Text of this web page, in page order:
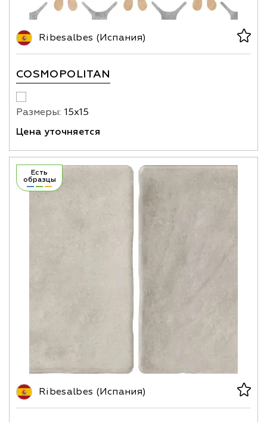
Ribesalbes (Испания)
COSMOPOLITAN
Размеры: 15х15
Цена уточняется
Есть
образцы
Ribesalbes (Испания)